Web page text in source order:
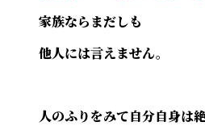
家族ならまだしも
他人には言えません。
人のふりをみて自分自身は